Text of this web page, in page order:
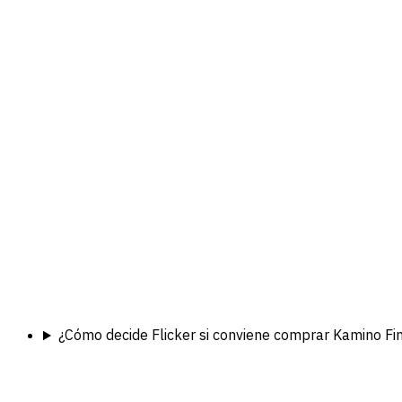
¿Cómo decide Flicker si conviene comprar Kamino